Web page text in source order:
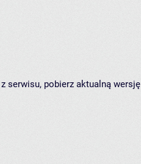
serwisu, pobierz aktualną wersję